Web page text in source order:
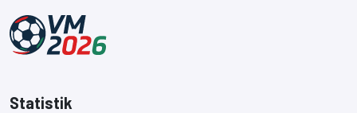
Statistik